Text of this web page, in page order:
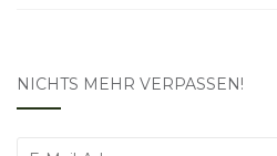
NICHTS MEHR VERPASSEN!
E-